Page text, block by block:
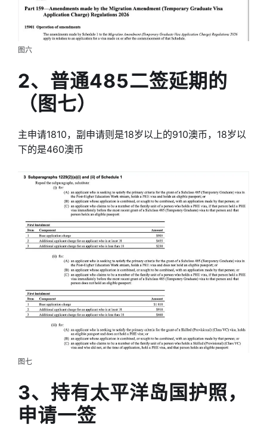
图六
2、普通485二签延期的
（图七）
主申请1810，副申请则是18岁以上的910澳币，18岁以
下的是460澳币
图七
3、持有太平洋岛国护照，
申请一签